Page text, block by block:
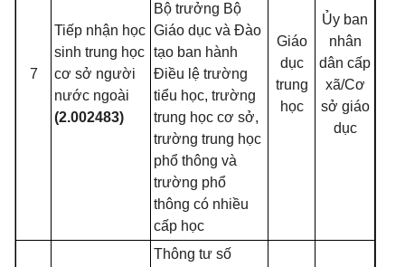
7
Tiếp nhận học
sinh trung học
cơ sở người
nước ngoài
(2.002483)
Bộ trưởng Bộ
Giáo dục và Đào
tạo ban hành
Điều lệ trường
tiểu học, trường
trung học cơ sở,
trường trung học
phổ thông và
trường phổ
thông có nhiều
cấp học
Giáo
dục
trung
học
Ủy ban
nhân
dân cấp
xã/Cơ
sở giáo
dục
Thông tư số